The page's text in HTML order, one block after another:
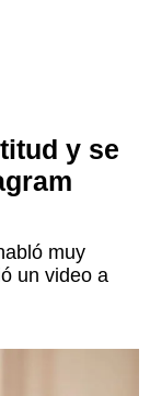
y se
muy
un video a